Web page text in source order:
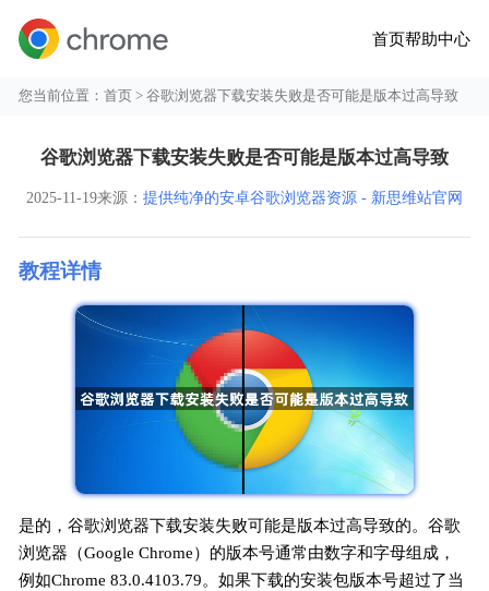
首页帮助中心
您当前位置：首页 > 谷歌浏览器下载安装失败是否可能是版本过高导致
谷歌浏览器下载安装失败是否可能是版本过高导致
2025-11-19来源： 提供纯净的安卓谷歌浏览器资源 - 新思维站官网
教程详情
是的，谷歌浏览器下载安装失败可能是版本过高导致的。谷歌
浏览器（Google Chrome）的版本号通常由数字和字母组成，
例如Chrome 83.0.4103.79。如果下载的安装包版本号超过了当